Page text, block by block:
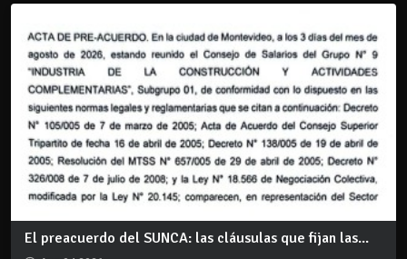
El preacuerdo del SUNCA: las cláusulas que fijan las...